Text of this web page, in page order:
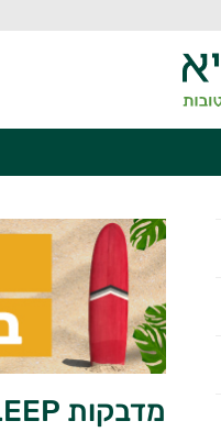
מדבקות STICK TO SLEEP